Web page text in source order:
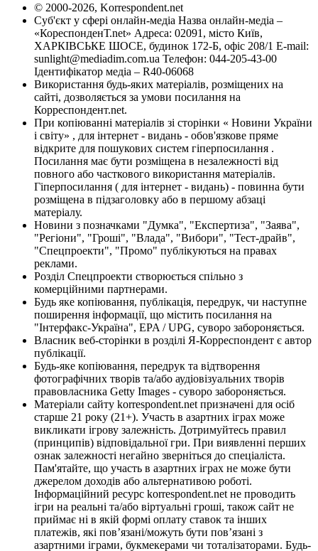
© 2000-2026, Korrespondent.net
Суб'єкт у сфері онлайн-медіа Назва онлайн-медіа –
«КореспонденТ.net» Адреса: 02091, місто Київ,
ХАРКІВСЬКЕ ШОСЕ, будинок 172-Б, офіс 208/1 E-mail:
sunlight@mediadim.com.ua Телефон: 044-205-43-00
Ідентифікатор медіа – R40-06068
Використання будь-яких матеріалів, розміщених на
сайті, дозволяється за умови посилання на
Корреспондент.net.
При копіюванні матеріалів зі сторінки « Новини України
і світу» , для інтернет - видань - обов'язкове пряме
відкрите для пошукових систем гіперпосилання .
Посилання має бути розміщена в незалежності від
повного або часткового використання матеріалів.
Гіперпосилання ( для інтернет - видань) - повинна бути
розміщена в підзаголовку або в першому абзаці
матеріалу.
Новини з позначками "Думка", "Експертиза", "Заява",
"Регіони", "Гроші", "Влада", "Вибори", "Тест-драйв",
"Спецпроекти", "Промо" публікуються на правах
реклами.
Розділ Спецпроекти створюється спільно з
комерційними партнерами.
Будь яке копіювання, публікація, передрук, чи наступне
поширення інформації, що містить посилання на
"Інтерфакс-Україна", EPA / UPG, суворо забороняється.
Власник веб-сторінки в розділі Я-Корреспондент є автор
публікації.
Будь-яке копіювання, передрук та відтворення
фотографічних творів та/або аудіовізуальних творів
правовласника Getty Images - суворо забороняється.
Матеріали сайту korrespondent.net призначені для осіб
старше 21 року (21+). Участь в азартних іграх може
викликати ігрову залежність. Дотримуйтесь правил
(принципів) відповідальної гри. При виявленні перших
ознак залежності негайно зверніться до спеціаліста.
Пам'ятайте, що участь в азартних іграх не може бути
джерелом доходів або альтернативою роботі.
Інформаційний ресурс korrespondent.net не проводить
ігри на реальні та/або віртуальні гроші, також сайт не
приймає ні в якій формі оплату ставок та інших
платежів, які пов’язані/можуть бути пов’язані з
азартними іграми, букмекерами чи тоталізаторами. Будь-